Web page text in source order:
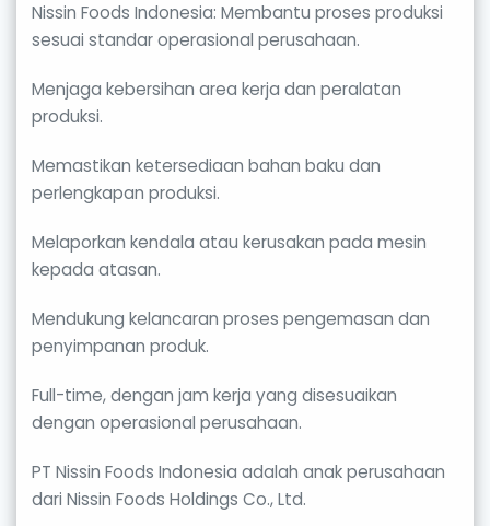
Nissin Foods Indonesia: Membantu proses produksi
sesuai standar operasional perusahaan.
Menjaga kebersihan area kerja dan peralatan
produksi.
Memastikan ketersediaan bahan baku dan
perlengkapan produksi.
Melaporkan kendala atau kerusakan pada mesin
kepada atasan.
Mendukung kelancaran proses pengemasan dan
penyimpanan produk.
Full-time, dengan jam kerja yang disesuaikan
dengan operasional perusahaan.
PT Nissin Foods Indonesia adalah anak perusahaan
dari Nissin Foods Holdings Co., Ltd.